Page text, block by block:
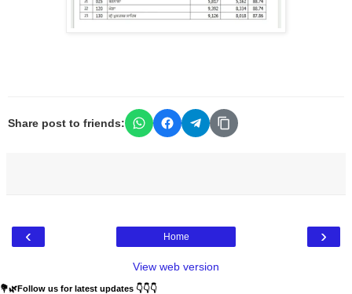
Share post to friends:
‹ ›
Home
View web version
💐🌿Follow us for latest updates 👇👇👇